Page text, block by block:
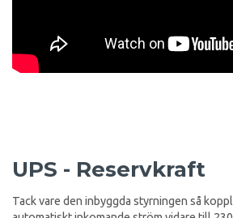
UPS - Reservkraft
Tack vare den inbyggda styrningen så